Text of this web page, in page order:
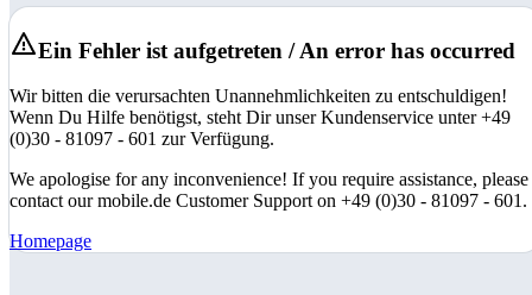
Ein Fehler ist aufgetreten / An error has occurred
Wir bitten die verursachten Unannehmlichkeiten zu entschuldigen!
Wenn Du Hilfe benötigst, steht Dir unser Kundenservice unter +49
(0)30 - 81097 - 601 zur Verfügung.
We apologise for any inconvenience! If you require assistance, please
contact our mobile.de Customer Support on +49 (0)30 - 81097 - 601.
Homepage